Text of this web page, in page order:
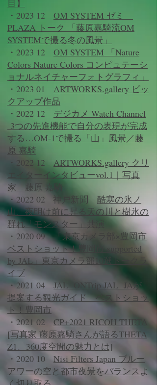
目】
・2023 12 OM SYSTEM ゼミ
PLAZA トーク 「藤原嘉騎流OM
SYSTEMで撮る冬の風景」
・2023 12 OM SYSTEM 「Nature
Colors Nature Colors コンピュテーシ
ョナルネイチャーフォトグラフィ」
・2023 01 ARTWORKS.gallery ピッ
クアップ作品
・2022 12 デジカメ Watch Channel
3つの先進機能で自分の表現が完成
する…OM-1で撮る「山」風景／藤
原 嘉騎
・2022 12 ​​ARTWORKS.gallery クリ
エイターインタビューvol.1｜写真
家 藤原 嘉騎
・2022 02 神戸新聞 酷寒の氷ノ
山、夜明け前に昇る天の川と樹氷の
群れ「モンスター」共演
・2020 09「東京カメラ部×豊岡市
ベストショット！豊岡市 supported
by JAL」東京カメラ部10選トークラ
イブ
・2021 04JAL ONTrip JAL JAが
提案する観光ガイド ベストショッ
ト！豊岡市
・2021 02CP+2021 RICOH THETA
[写真家 藤原嘉騎さんが語るTHETA
Z1、360度空間の魅力とは]
・2020 10Nisi Filters Japan ブルー
アワーの空と都市夜景をバランスよ